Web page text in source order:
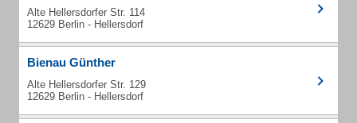
Alte Hellersdorfer Str. 114
12629 Berlin - Hellersdorf
Bienau Günther
Alte Hellersdorfer Str. 129
12629 Berlin - Hellersdorf